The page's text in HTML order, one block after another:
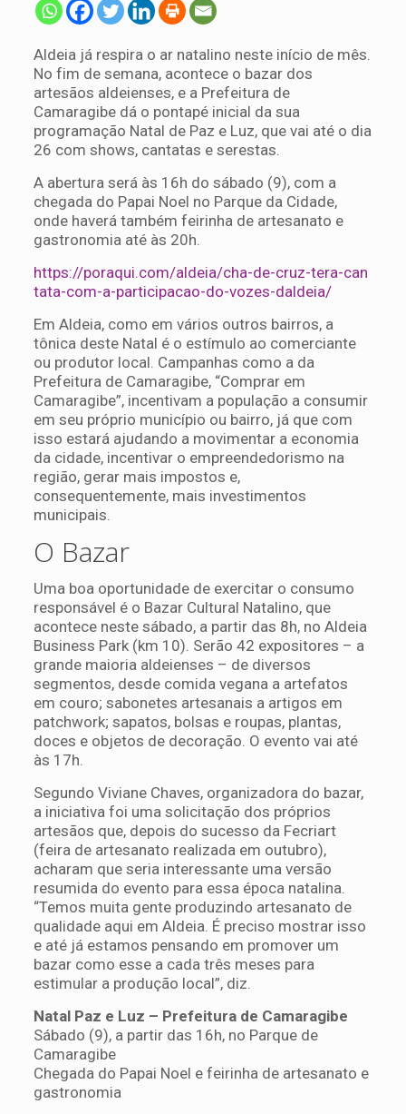
Aldeia já respira o ar natalino neste início de mês.
No fim de semana, acontece o bazar dos
artesãos aldeienses, e a Prefeitura de
Camaragibe dá o pontapé inicial da sua
programação Natal de Paz e Luz, que vai até o dia
26 com shows, cantatas e serestas.
A abertura será às 16h do sábado (9), com a
chegada do Papai Noel no Parque da Cidade,
onde haverá também feirinha de artesanato e
gastronomia até às 20h.
https://poraqui.com/aldeia/cha-de-cruz-tera-can
tata-com-a-participacao-do-vozes-daldeia/
Em Aldeia, como em vários outros bairros, a
tônica deste Natal é o estímulo ao comerciante
ou produtor local. Campanhas como a da
Prefeitura de Camaragibe, “Comprar em
Camaragibe”, incentivam a população a consumir
em seu próprio município ou bairro, já que com
isso estará ajudando a movimentar a economia
da cidade, incentivar o empreendedorismo na
região, gerar mais impostos e,
consequentemente, mais investimentos
municipais.
O Bazar
Uma boa oportunidade de exercitar o consumo
responsável é o Bazar Cultural Natalino, que
acontece neste sábado, a partir das 8h, no Aldeia
Business Park (km 10). Serão 42 expositores – a
grande maioria aldeienses – de diversos
segmentos, desde comida vegana a artefatos
em couro; sabonetes artesanais a artigos em
patchwork; sapatos, bolsas e roupas, plantas,
doces e objetos de decoração. O evento vai até
às 17h.
Segundo Viviane Chaves, organizadora do bazar,
a iniciativa foi uma solicitação dos próprios
artesãos que, depois do sucesso da Fecriart
(feira de artesanato realizada em outubro),
acharam que seria interessante uma versão
resumida do evento para essa época natalina.
“Temos muita gente produzindo artesanato de
qualidade aqui em Aldeia. É preciso mostrar isso
e até já estamos pensando em promover um
bazar como esse a cada três meses para
estimular a produção local”, diz.
Natal Paz e Luz – Prefeitura de Camaragibe
Sábado (9), a partir das 16h, no Parque de
Camaragibe
Chegada do Papai Noel e feirinha de artesanato e
gastronomia